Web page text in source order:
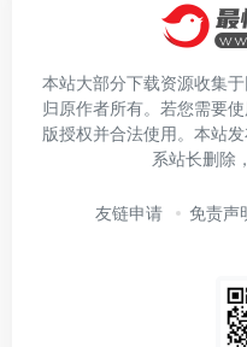
本站大部分下载资源收集
归原作者所有。若您需要
版授权并合法使用。本站
系站长删除
友链申请 免责声